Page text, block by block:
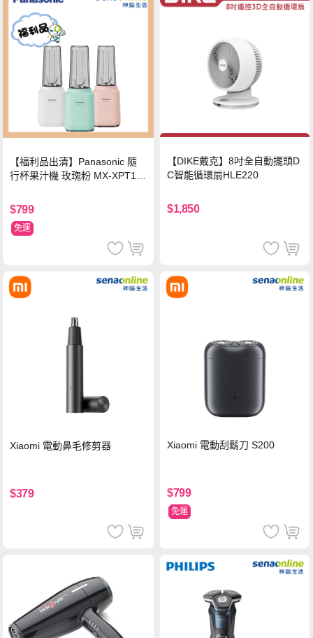
【福利品出清】Panasonic 隨
行杯果汁機 玫瑰粉 MX-XPT10
$799
免運
【DIKE戴克】8吋全自動擺頭D
C智能循環扇HLE220
$1,850
Xiaomi 電動鼻毛修剪器
$379
Xiaomi 電動刮鬍刀 S200
$799
免運